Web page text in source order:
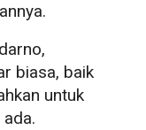
biasa, baik
untuk